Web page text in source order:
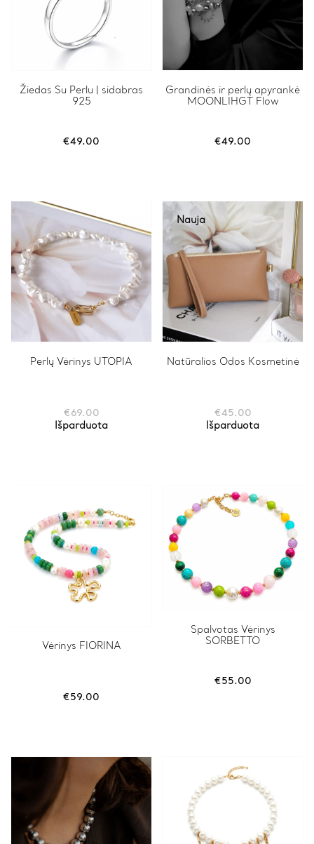
Žiedas Su Perlu | sidabras
925
€49.00
Grandinės ir perlų apyrankė
MOONLIHGT Flow
€49.00
Perlų Vėrinys UTOPIA
€ 69.00
Išparduota
Nauja
Natūralios Odos Kosmetinė
€45.00
Išparduota
Vėrinys FIORINA
€59.00
Spalvotas Vėrinys
SORBETTO
€55.00